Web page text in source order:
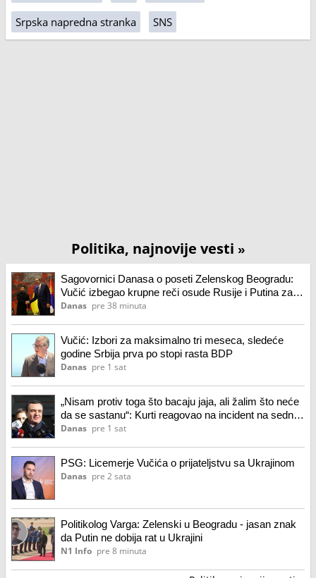
Srpska napredna stranka SNS
Politika, najnovije vesti »
Sagovornici Danasa o poseti Zelenskog Beogradu:
Vučić izbegao krupne reči osude Rusije i Putina za
rat i zločine u Ukrajini
Danas pre 38 minuta
Vučić: Izbori za maksimalno tri meseca, sledeće
godine Srbija prva po stopi rasta BDP
Danas pre 1 sat
„Nisam protiv toga što bacaju jaja, ali žalim što neće
da se sastanu“: Kurti reagovao na incident na sednici
parlamenta
Danas pre 1 sat
PSG: Licemerje Vučića o prijateljstvu sa Ukrajinom
Danas pre 2 sata
Politikolog Varga: Zelenski u Beogradu - jasan znak
da Putin ne dobija rat u Ukrajini
N1 Info pre 8 minuta